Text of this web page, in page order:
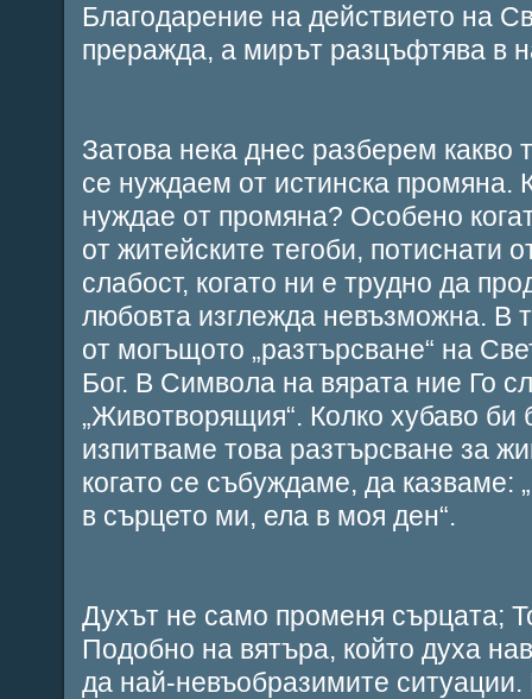
Благодарение на действието на
преражда, а мирът разцъфтява в
Затова нека днес разберем какво
се нуждаем от истинска промяна.
нуждае от промяна? Особено
от житейските тегоби, потиснати
слабост, когато ни е трудно да
любовта изглежда невъзможна. В
от могъщото „разтърсване“ на
Бог. В Символа на вярата ние Го
„Животворящия“. Колко хубаво би
изпитваме това разтърсване за
когато се събуждаме, да казваме:
в сърцето ми, ела в моя ден“.
Духът не само променя сърцата;
Подобно на вятъра, който духа
да най-невъобразимите